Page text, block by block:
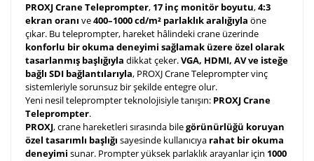
PROXJ Crane Teleprompter, 17 inç monitör boyutu,4:3
ekran oranı ve400–1000 cd/m² parlaklık aralığıyla öne
çıkar. Bu teleprompter, hareket hâlindeki crane üzerinde
konforlu bir okuma deneyimi sağlamak üzere özel olarak
tasarlanmış başlığıyla dikkat çeker.VGA, HDMI, AV ve isteğe
bağlı SDI bağlantılarıyla, PROXJ Crane Teleprompter vinç
sistemleriyle sorunsuz bir şekilde entegre olur.
Yeni nesil teleprompter teknolojisiyle tanışın: PROXJ Crane
Teleprompter.
PROXJ, crane hareketleri sırasında bilegörünürlüğü koruyan
özel tasarımlı başlığı sayesinde kullanıcıya rahat bir okuma
deneyimi sunar. Prompter yüksek parlaklık arayanlar için 1000